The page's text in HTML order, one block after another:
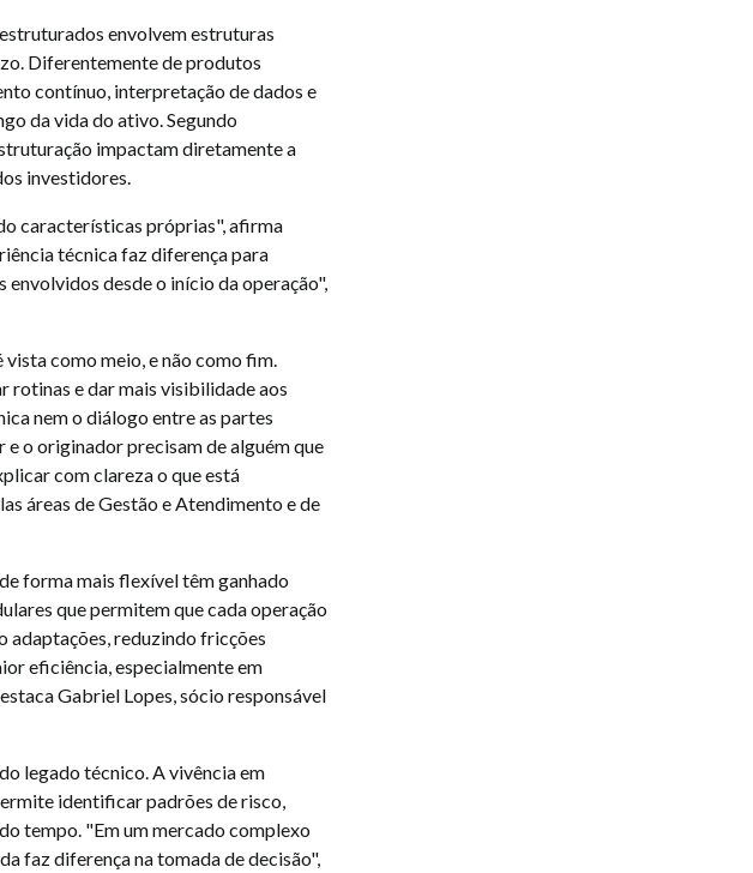
envolvem estruturas
Diferentemente de produtos
contínuo, interpretação de dados e
da vida do ativo. Segundo
impactam diretamente a
investidores.
características próprias", afirma
técnica faz diferença para
desde o início da operação",
como meio, e não como fim.
rotinas e dar mais visibilidade aos
nem o diálogo entre as partes
o originador precisam de alguém que
com clareza o que está
áreas de Gestão e Atendimento e de
forma mais flexível têm ganhado
que permitem que cada operação
adaptações, reduzindo fricções
eficiência, especialmente em
Gabriel Lopes, sócio responsável
legado técnico. A vivência em
identificar padrões de risco,
tempo. "Em um mercado complexo
faz diferença na tomada de decisão",